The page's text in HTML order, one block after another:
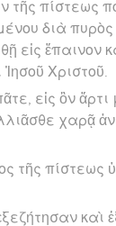
τῆς πίστεως
διὰ πυρὸς
εἰς ἔπαινον
Χριστοῦ.
εἰς ὃν
χαρᾷ
τῆς πίστεως
καὶ